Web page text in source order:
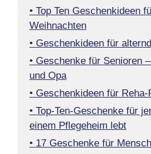
• Top Ten Geschenkideen
Weihnachten
• Geschenkideen für
• Geschenke für Senioren
und Opa
• Geschenkideen für Reha-
• Top-Ten-Geschenke für
einem Pflegeheim lebt
• 17 Geschenke für